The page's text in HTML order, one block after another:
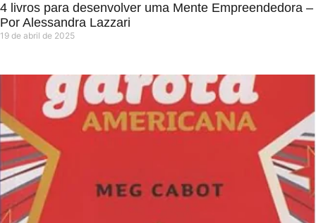
4 livros para desenvolver uma Mente Empreendedora –
Por Alessandra Lazzari
19 de abril de 2025